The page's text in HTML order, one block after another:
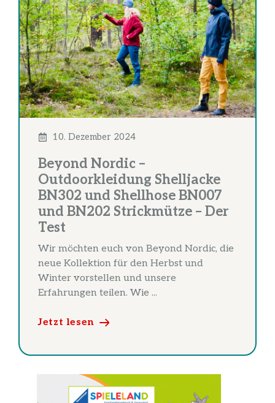
10. Dezember 2024
Beyond Nordic –
Outdoorkleidung Shelljacke
BN302 und Shellhose BN007
und BN202 Strickmütze – Der
Test
Wir möchten euch von Beyond Nordic, die
neue Kollektion für den Herbst und
Winter vorstellen und unsere
Erfahrungen teilen. Wie ...
Jetzt lesen